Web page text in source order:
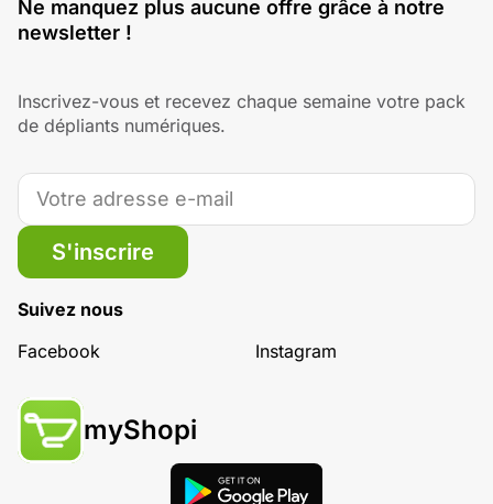
Ne manquez plus aucune offre grâce à notre
newsletter !
Inscrivez-vous et recevez chaque semaine votre pack
de dépliants numériques.
S'inscrire
Suivez nous
Facebook
Instagram
myShopi